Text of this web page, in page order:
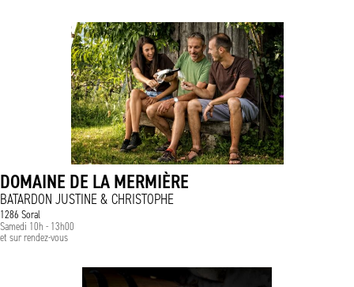
DOMAINE DE LA MERMIÈRE
BATARDON JUSTINE & CHRISTOPHE
1286 Soral
Samedi 10h - 13h00
et sur rendez-vous